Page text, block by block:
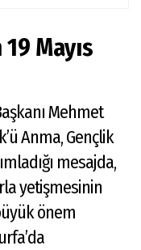
Mayıs
Mehmet
Anma, Gençlik
mesajda,
yetişmesinin
önem